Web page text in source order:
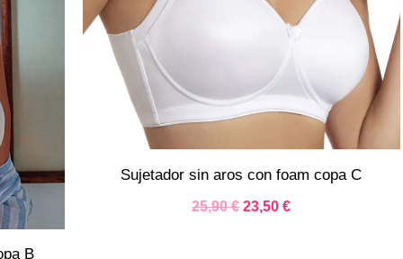
B
Sujetador sin aros con foam copa C
25,90€ 23,50€